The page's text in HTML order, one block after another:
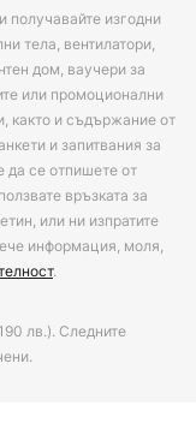
получавайте изгодни
тела, вентилатори,
дом, ваучери за
или промоционални
както и съдържание от
и запитвания за
да се отпишете от
връзката за
или ни изпратите
информация, моля,
.
лв.). Следните